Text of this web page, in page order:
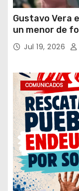
Gustavo Vera
un menor de
hipótesis es
caratulado el
Jul 19, 2026
COMUNICADOS